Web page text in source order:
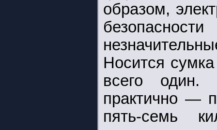
образом,
Носится
всего
практично —
пять-семь